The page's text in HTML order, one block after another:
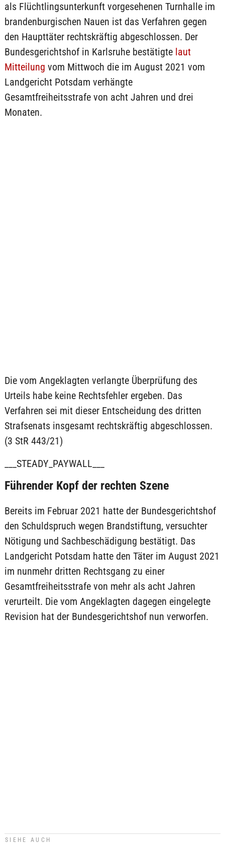
als Flüchtlingsunterkunft vorgesehenen Turnhalle im
brandenburgischen Nauen ist das Verfahren gegen
den Haupttäter rechtskräftig abgeschlossen. Der
Bundesgerichtshof in Karlsruhe bestätigte laut
Mitteilung vom Mittwoch die im August 2021 vom
Landgericht Potsdam verhängte
Gesamtfreiheitsstrafe von acht Jahren und drei
Monaten.
Die vom Angeklagten verlangte Überprüfung des
Urteils habe keine Rechtsfehler ergeben. Das
Verfahren sei mit dieser Entscheidung des dritten
Strafsenats insgesamt rechtskräftig abgeschlossen.
(3 StR 443/21)
___STEADY_PAYWALL___
Führender Kopf der rechten Szene
Bereits im Februar 2021 hatte der Bundesgerichtshof
den Schuldspruch wegen Brandstiftung, versuchter
Nötigung und Sachbeschädigung bestätigt. Das
Landgericht Potsdam hatte den Täter im August 2021
im nunmehr dritten Rechtsgang zu einer
Gesamtfreiheitsstrafe von mehr als acht Jahren
verurteilt. Die vom Angeklagten dagegen eingelegte
Revision hat der Bundesgerichtshof nun verworfen.
SIEHE AUCH